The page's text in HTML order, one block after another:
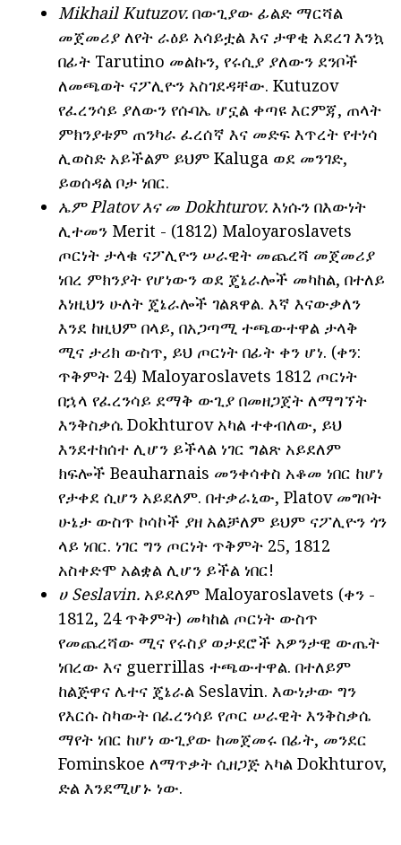
Mikhail Kutuzov. በውጊያው ፊልድ ማርሻል
መጀመሪያ ለየት ራዕይ አሳይቷል እና ታዋቂ አደረገ እንኳ
በፊት Tarutino መልኩን, የሩሲያ ያለውን ደንቦች
ለመጫወት ናፖሊዮን አስገደዳቸው. Kutuzov
የፈረንሳይ ያለውን የሱባኤ ሆኗል ቀጣዩ እርምጃ, ጠላት
ምክንያቱም ጠንካራ ፈረሰኛ እና መድፍ እጥረት የተነሳ
ሊወስድ አይችልም ይህም Kaluga ወደ መንገድ,
ይወሰዳል ቦታ ነበር.
ኤም Platov እና መ Dokhturov. እነሱን በእውነት
ሊተመን Merit - (1812) Maloyaroslavets
ጦርነት ታላቁ ናፖሊዮን ሠራዊት መጨረሻ መጀመሪያ
ነበረ ምክንያት የሆነውን ወደ ጄኔራሎች መካከል, በተለይ
እነዚህን ሁለት ጄኔራሎች ገልጸዋል. እኛ እናውቃለን
እንደ ከዚህም በላይ, በአጋጣሚ ተጫውተዋል ታላቅ
ሚና ታሪክ ውስጥ, ይህ ጦርነት በፊት ቀን ሆነ. (ቀን:
ጥቅምት 24) Maloyaroslavets 1812 ጦርነት
በኋላ የፈረንሳይ ደማቅ ውጊያ በመዘጋጀት ለማግኘት
እንቅስቃሴ Dokhturov አካል ተቀብለው, ይህ
እንደተከሰተ ሊሆን ይችላል ነገር ግልጽ አይደለም
ክፍሎች Beauharnais መንቀሳቀስ አቆመ ነበር ከሆነ
የታቀደ ሲሆን አይደለም. በተቃራኒው, Platov መግቦት
ሁኔታ ውስጥ ኮሳኮች ያዘ አልቻለም ይህም ናፖሊዮን ጎን
ላይ ነበር. ነገር ግን ጦርነት ጥቅምት 25, 1812
አስቀድሞ አልቋል ሊሆን ይችል ነበር!
ሀ Seslavin. አይደለም Maloyaroslavets (ቀን -
1812, 24 ጥቅምት) መካከል ጦርነት ውስጥ
የመጨረሻው ሚና የሩስያ ወታደሮች አዎንታዊ ውጤት
ነበረው እና guerrillas ተጫውተዋል. በተለይም
ከልጅዋና ሌተና ጄኔራል Seslavin. እውነታው ግን
የእርሱ ስካውት በፈረንሳይ የጦር ሠራዊት እንቅስቃሴ
ማየት ነበር ከሆነ ውጊያው ከመጀመሩ በፊት, መንደር
Fominskoe ለማጥቃት ሲዘጋጅ አካል Dokhturov,
ድል እንደሚሆኑ ነው.